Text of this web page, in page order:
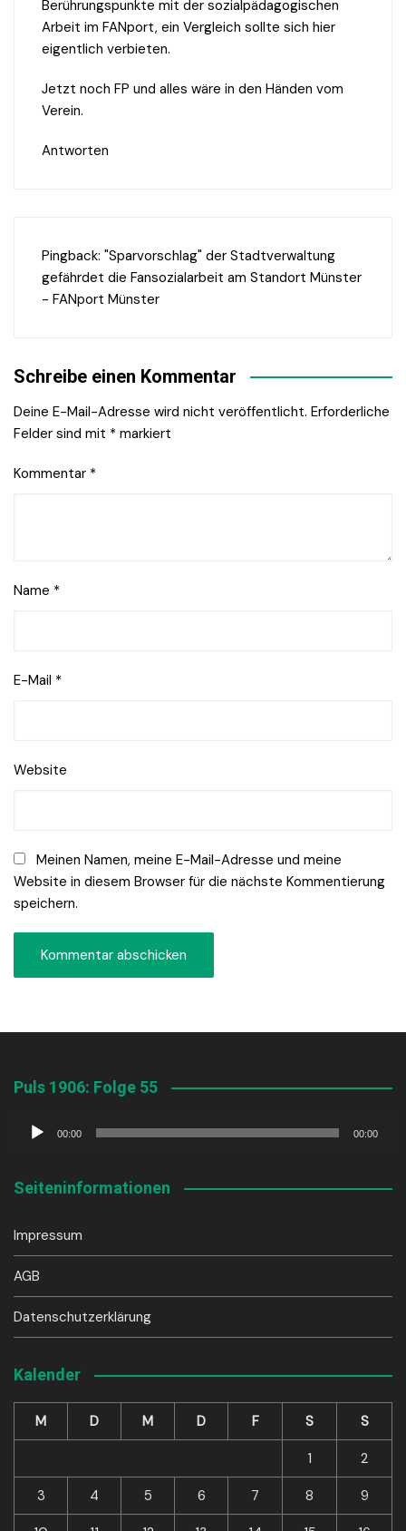
Berührungspunkte mit der sozialpädagogischen
Arbeit im FANport, ein Vergleich sollte sich hier
eigentlich verbieten.
Jetzt noch FP und alles wäre in den Händen vom
Verein.
Antworten
Pingback: "Sparvorschlag" der Stadtverwaltung
gefährdet die Fansozialarbeit am Standort Münster
- FANport Münster
Schreibe einen Kommentar
Deine E-Mail-Adresse wird nicht veröffentlicht. Erforderliche
Felder sind mit * markiert
Kommentar *
Name *
E-Mail *
Website
Meinen Namen, meine E-Mail-Adresse und meine
Website in diesem Browser für die nächste Kommentierung
speichern.
Puls 1906: Folge 55
Audio-
00:00 00:00
Seiteninformationen
Impressum
AGB
Datenschutzerklärung
Kalender
M D M D F S S
1 2
3 4 5 6 7 8 9